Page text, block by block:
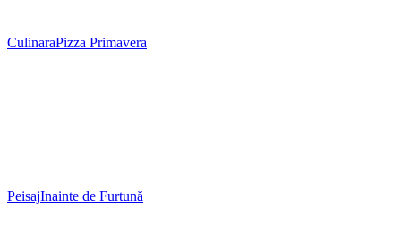
CulinaraPizza Primavera
PeisajInainte de Furtună